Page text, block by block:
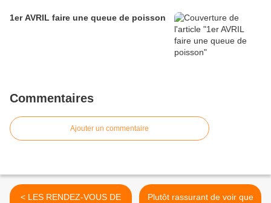
1er AVRIL faire une queue de poisson
Commentaires
Ajouter un commentaire
< LES RENDEZ-VOUS DE
Plutôt rassurant de voir que